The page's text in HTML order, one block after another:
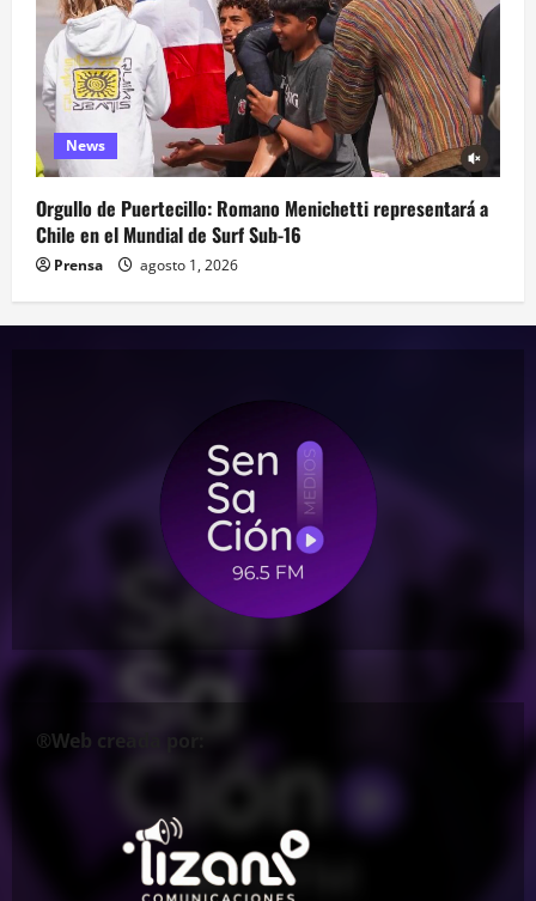
News
Orgullo de Puertecillo: Romano Menichetti representará a
Chile en el Mundial de Surf Sub-16
Prensa agosto 1, 2026
®Web creada por: